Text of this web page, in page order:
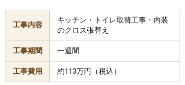
工事内容
キッチン・トイレ取替工事・内装
のクロス張替え
工事期間 一週間
工事費用 約113万円（税込）